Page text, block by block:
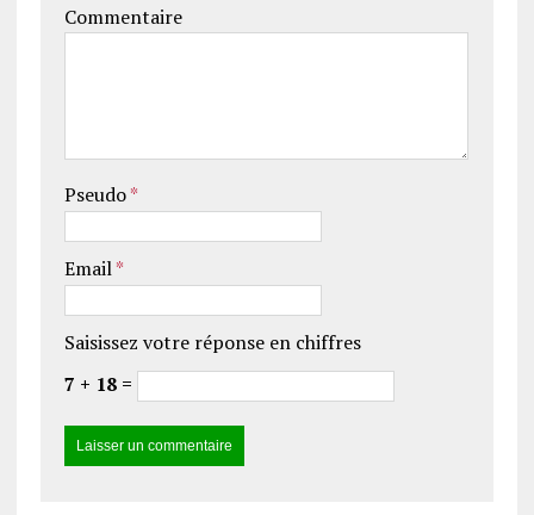
Commentaire
Pseudo*
Email*
Saisissez votre réponse en chiffres
7 + 18 =